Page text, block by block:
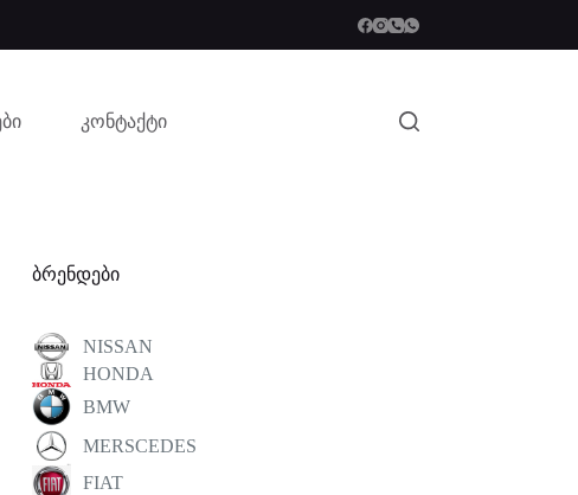
კონტაქტი
ბრენდები
NISSAN
HONDA
BMW
MERSCEDES
FIAT